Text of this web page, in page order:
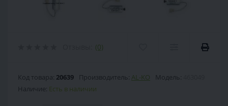
(0)
Код товара: 20639 Производитель: AL-KO Модель:
Наличие: Есть в наличии